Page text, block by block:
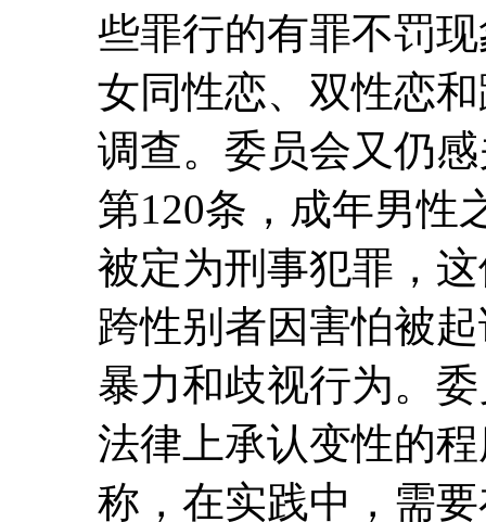
些罪行的有罪不罚
女同性恋、双性恋
调查。委员会又仍
第120条，成年男性
被定为刑事犯罪，
跨性别者因害怕被
暴力和歧视行为。
法律上承认变性的
称，在实践中，需